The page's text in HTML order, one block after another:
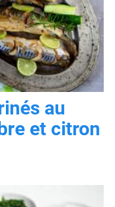
au
et citron